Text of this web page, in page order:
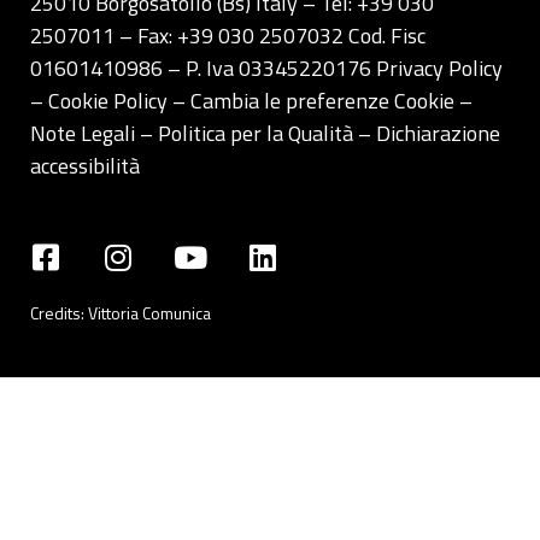
sopra.
2507011 – Fax: +39 030 2507032 Cod. Fisc
01601410986 – P. Iva 03345220176 Privacy Policy
– Cookie Policy –Cambia le preferenze Cookie –
Note Legali– Politica per la Qualità– Dichiarazione
accessibilità
Credits:Vittoria Comunica